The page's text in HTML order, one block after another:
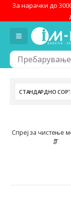
За нарачки до
Спреј за чистење
gr